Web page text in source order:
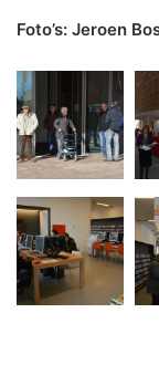
Foto’s: Jeroen